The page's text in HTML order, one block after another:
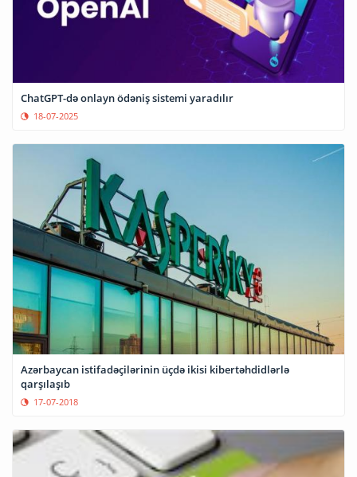
ChatGPT-də onlayn ödəniş sistemi yaradılır
18-07-2025
Azərbaycan istifadəçilərinin üçdə ikisi kibertəhdidlərlə
qarşılaşıb
17-07-2018